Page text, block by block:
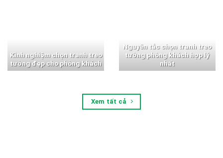
Kinh nghiệm chọn tranh treo
tường đẹp cho phòng khách
Nguyên tắc chọn tranh treo
tường phòng khách hợp lý
nhất
Xem tất cả